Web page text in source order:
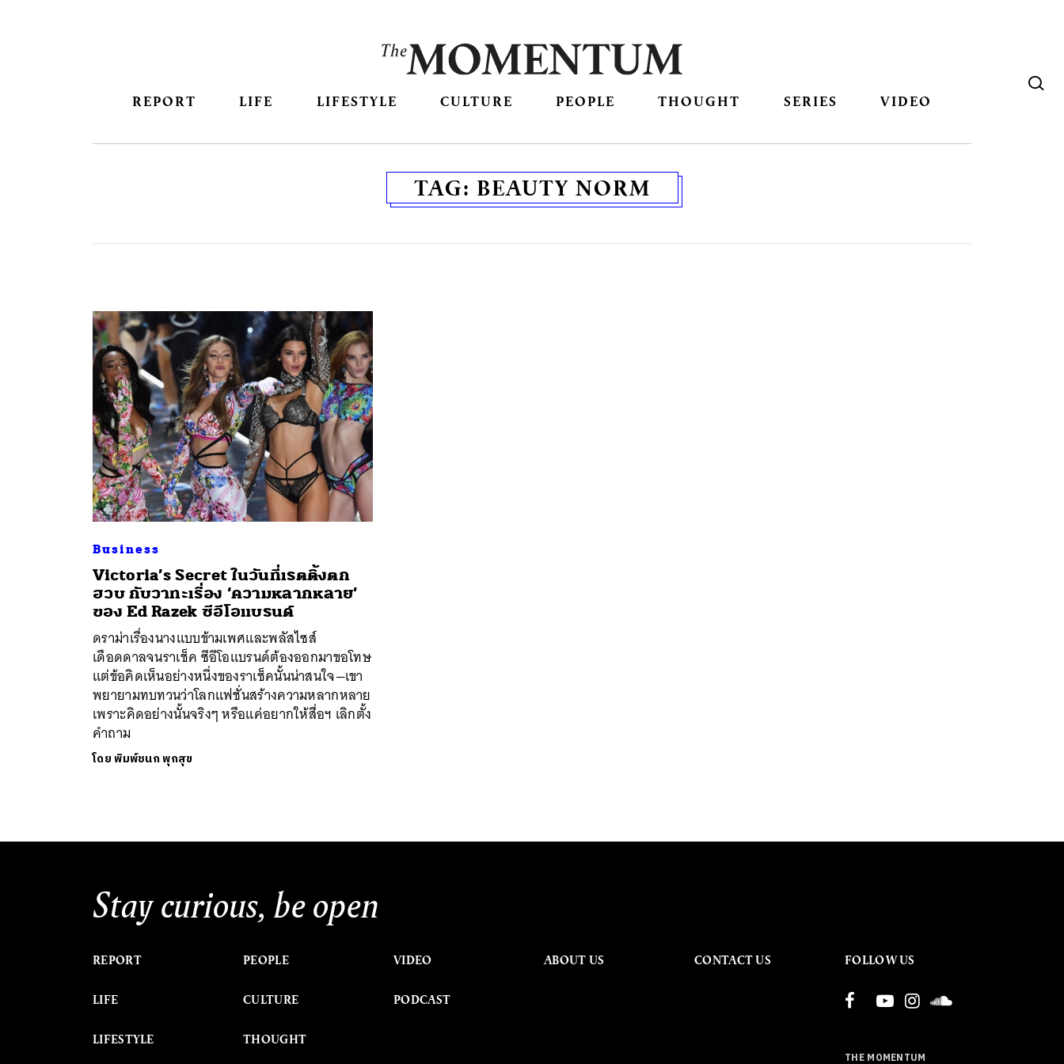
REPORT LIFE LIFESTYLE CULTURE PEOPLE THOUGHT SERIES VIDEO
TAG: BEAUTY NORM
Business
Victoria’s Secret ในวันที่เรตติ้งตก
ฮวบ กับวาทะเรื่อง ‘ความหลากหลาย’
ของ Ed Razek ซีอีโอแบรนด์
ดราม่าเรื่องนางแบบข้ามเพศและพลัสไซส์
เดือดดาลจนราเช็ค ซีอีโอแบรนด์ต้องออกมาขอโทษ
แต่ข้อคิดเห็นอย่างหนึ่งของราเช็คนั้นน่าสนใจ—เขา
พยายามทบทวนว่าโลกแฟชั่นสร้างความหลากหลาย
เพราะคิดอย่างนั้นจริงๆ หรือแค่อยากให้สื่อฯ เลิกตั้ง
คำถาม
โดยพิมพ์ชนก พุกสุข
Stay curious, be open
REPORT
LIFE
LIFESTYLE
PEOPLE
CULTURE
THOUGHT
VIDEO
PODCAST
ABOUT US CONTACT US FOLLOW US
THE MOMENTUM